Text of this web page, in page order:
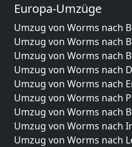
Europa-Umzüge
Umzug von Worms nach
Umzug von Worms nach
Umzug von Worms nach
Umzug von Worms nach
Umzug von Worms nach
Umzug von Worms nach
Umzug von Worms nach
Umzug von Worms nach
Umzug von Worms nach